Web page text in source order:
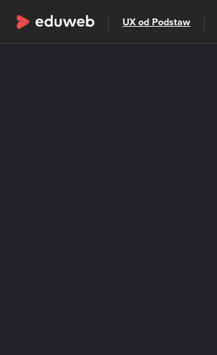
Wszystkie kategorie
UX od Podstaw